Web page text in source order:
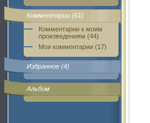
Комментарии (61)
Комментарии к моим
произведениям (44)
Мои комментарии (17)
Избранное (4)
Альбом